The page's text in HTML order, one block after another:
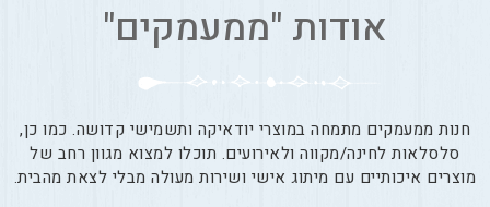
אודות "ממעמקים"
חנות ממעמקים מתמחה במוצרי יודאיקה ותשמישי קדושה. כמו כן,
סלסלאות לחינה/מקווה ולאירועים. תוכלו למצוא מגוון רחב של
מוצרים איכותיים עם מיתוג אישי ושירות מעולה מבלי לצאת מהבית.